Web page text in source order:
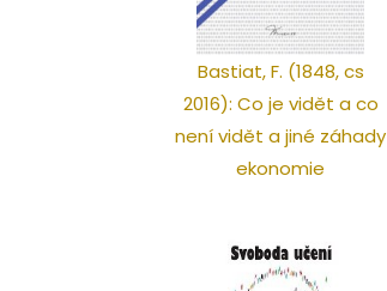
Bastiat, F. (1848, cs
2016): Co je vidět a co
není vidět a jiné záhady
ekonomie